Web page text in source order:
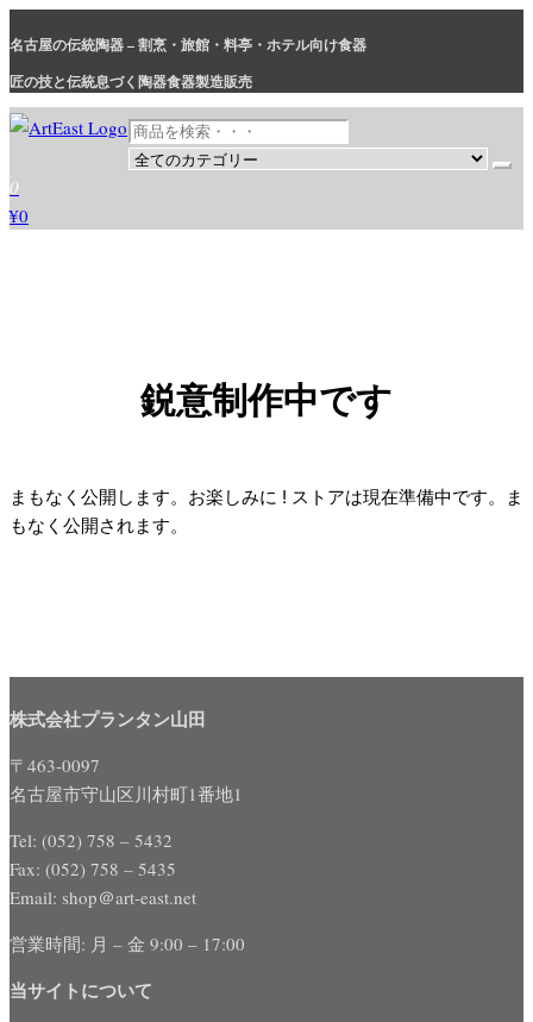
ン
テ
ン
ツ
ス
キ
名古屋の伝統陶器 – 割烹・旅館・料亭・ホテル向け食器
匠の技と伝統息づく陶器食器製造販売
和食器・洋食器通販｜割烹・旅館・料亭・ホテル等業務用卸販売
業務用から個人用まで、おしゃれでかわいい和食器・洋食器はま
とめ買いがお得です。
0
¥0
鋭意制作中です
まもなく公開します。お楽しみに ! ストアは現在準備中です。ま
もなく公開されます。
株式会社プランタン山田
〒463-0097
名古屋市守山区川村町1番地1
Tel: (052) 758 – 5432
Fax: (052) 758 – 5435
Email: shop＠art-east.net
営業時間: 月 – 金 9:00 – 17:00
当サイトについて